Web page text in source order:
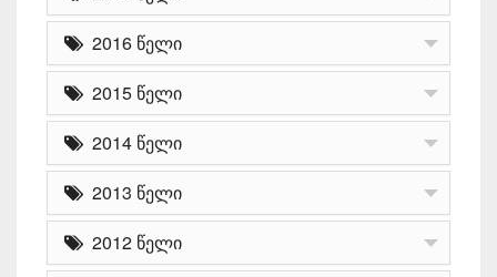
2016 წელი
2015 წელი
2014 წელი
2013 წელი
2012 წელი